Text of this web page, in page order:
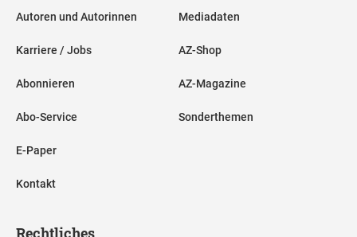
Autoren und Autorinnen
Karriere / Jobs
Abonnieren
Abo-Service
E-Paper
Kontakt
Mediadaten
AZ-Shop
AZ-Magazine
Sonderthemen
Rechtliches